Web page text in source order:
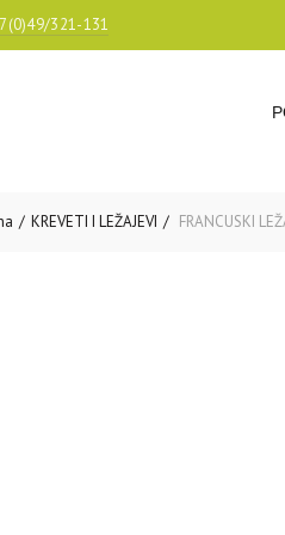
321-131
KREVETI I LEŽAJEVI FRANCUSKI